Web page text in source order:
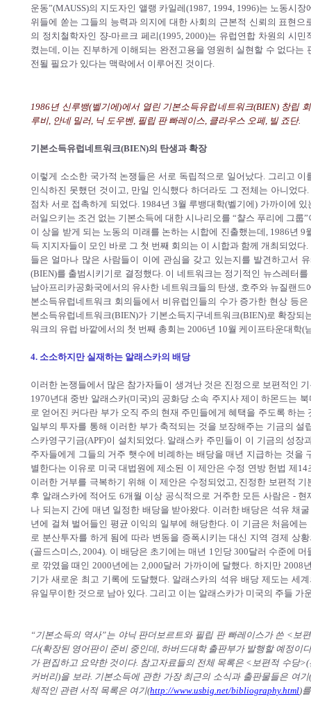
운동”(MAUSS)의 지도자인 앨랭 카일레(1987, 1994, 1996)는 노동시
위들에 쏟는 그들의 능력과 의지에 대한 사회의 근본적 신뢰의 표현
의 정치철학자인 쟝-마르크 페리(1995, 2000)는 유럽연합 차원의 시
켰는데, 이는 진부하게 이해되는 완전고용을 영원히 실현할 수 없다는
전될 필요가 있다는 맥락에서 이루어진 것이다.
1986년 신루뱅(벨기에)에서 열린 기본소득유럽네트워크(BIEN) 창립
루비, 안네 밀러, 닉 도우벤, 필립 판 빠레이스, 클라우스 오페, 빌 죠단.
기본소득유럽네트워크(BIEN)의 탄생과 확장
이렇게 소소한 국가적 논쟁들은 서로 독립적으로 일어났다. 그리고
인식하진 못했던 것이고, 만일 인식했다 하더라도 그 전체는 아니었
점차 서로 접촉하게 되었다. 1984년 3월 루뱅대학(벨기에) 가까이에
러일으키는 조건 없는 기본소득에 대한 시나리오를 “챨스 푸리에 그룹
이 상을 받게 되는 노동의 미래를 논하는 시합에 진출했는데, 1986년
득 지지자들이 모인 바로 그 첫 번째 회의는 이 시합과 함께 개최되었
들은 얼마나 많은 사람들이 이에 관심을 갖고 있는지를 발견하고서
(BIEN)를 출범시키기로 결정했다. 이 네트워크는 정기적인 뉴스레터
남아프리카공화국에서의 유사한 네트워크들의 탄생, 호주와 뉴질랜
본소득유럽네트워크 회의들에서 비유럽인들의 수가 증가한 현상 등
본소득유럽네트워크(BIEN)가 기본소득지구네트워크(BIEN)로 확장
워크의 유럽 바깥에서의 첫 번째 총회는 2006년 10월 케이프타운대학(
4. 소소하지만 실재하는 알래스카의 배당
이러한 논쟁들에서 많은 참가자들이 생겨난 것은 진정으로 보편적인
1970년대 중반 알래스카(미국)의 공화당 소속 주지사 제이 하몬드는
로 얻어진 커다란 부가 오직 주의 현재 주민들에게 혜택을 주도록 하
일부의 투자를 통해 이러한 부가 축적되는 것을 보장해주는 기금의
스카영구기금(APF)이 설치되었다. 알래스카 주민들이 이 기금의 성
주자들에게 그들의 거주 햇수에 비례하는 배당을 매년 지급하는 것을
별한다는 이유로 미국 대법원에 제소된 이 제안은 수정 연방 헌법 제
이러한 거부를 극복하기 위해 이 제안은 수정되었고, 진정한 보편적
후 알래스카에 적어도 6개월 이상 공식적으로 거주한 모든 사람은 -
나 되는지 간에 매년 일정한 배당을 받아왔다. 이러한 배당은 석유 채
년에 걸쳐 벌어들인 평균 이익의 일부에 해당한다. 이 기금은 처음에
로 분산투자를 하게 됨에 따라 변동을 증폭시키는 대신 지역 경제 상
(골드스미스, 2004). 이 배당은 초기에는 매년 1인당 300달러 수준에
로 깎였을 때인 2000년에는 2,000달러 가까이에 달했다. 하지만
기가 새로운 최고 기록에 도달했다. 알래스카의 석유 배당 제도는 세
유일무이한 것으로 남아 있다. 그리고 이는 알래스카가 미국의 주들 가
“기본소득의 역사”는 야닉 판더보르트와 필립 판 빠레이스가 쓴 <보
다(확장된 영어판이 준비 중인데, 하버드대학 출판부가 발행할 예정이
가 편집하고 요약한 것이다. 참고자료들의 전체 목록은 <보편적 수당
커버리)을 보라. 기본소득에 관한 가장 최근의 소식과 출판물들은 여기(
체적인 관련 서적 목록은 여기(http://www.usbig.net/bibliography.html)